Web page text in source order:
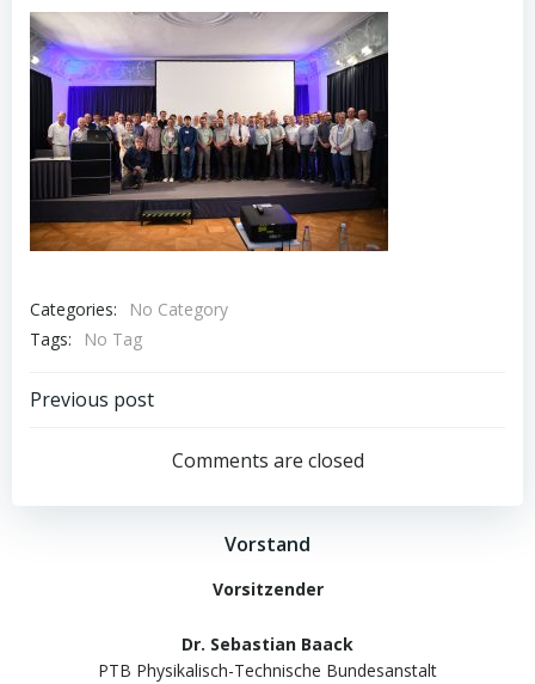
Categories:
No Category
Tags:
No Tag
Post
navigation
Previous post
Comments are closed
Vorstand
Vorsitzender
Dr. Sebastian Baack
PTB Physikalisch-Technische Bundesanstalt